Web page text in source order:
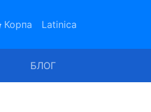
Корпа Latinica
БЛОГ